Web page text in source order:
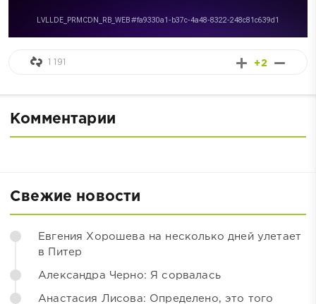
+2
1 191
Комментарии
Свежие новости
Евгения Хорошева на несколько дней улетает
в Питер
Александра Черно: Я сорвалась
Анастасия Лисова: Определено, это того